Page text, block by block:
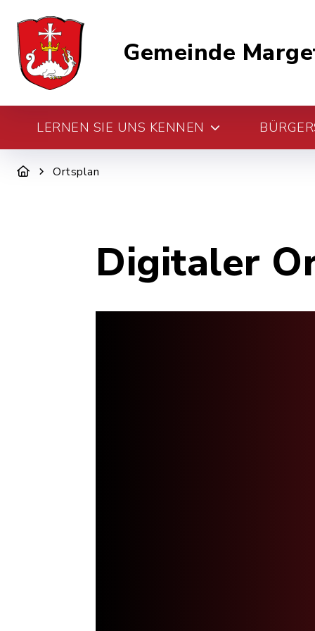
Gemeinde
LERNEN SIE UNS KENNEN
Ortsplan
Digitaler